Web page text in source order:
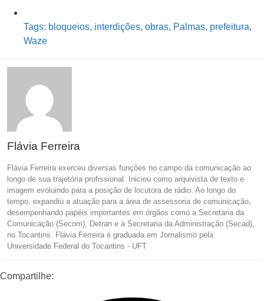
Tags: bloqueios, interdições, obras, Palmas, prefeitura,
Waze
Flávia Ferreira
Flávia Ferreira exerceu diversas funções no campo da comunicação ao
longo de sua trajetória profissional. Iniciou como arquivista de texto e
imagem evoluindo para a posição de locutora de rádio. Ao longo do
tempo, expandiu a atuação para a área de assessoria de comunicação,
desempenhando papéis importantes em órgãos como a Secretaria da
Comunicação (Secom), Detran e a Secretaria da Administração (Secad),
no Tocantins. Flávia Ferreira é graduada em Jornalismo pela
Universidade Federal do Tocantins - UFT
Compartilhe: